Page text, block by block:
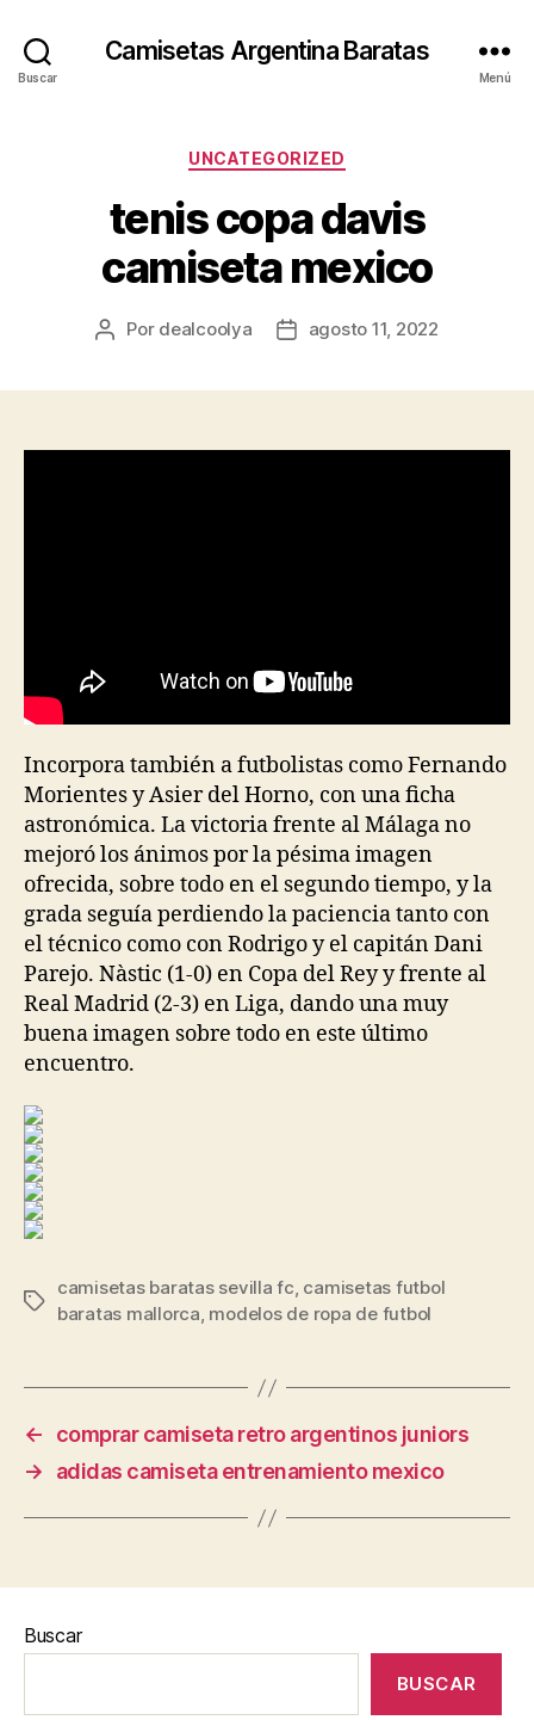
Buscar
Camisetas Argentina Baratas
Menú
Categorías
UNCATEGORIZED
tenis copa davis
camiseta mexico
Autor
Por dealcoolya
Fechaagosto 11, 2022
Incorpora también a futbolistas como Fernando
Morientes y Asier del Horno, con una ficha
astronómica. La victoria frente al Málaga no
mejoró los ánimos por la pésima imagen
ofrecida, sobre todo en el segundo tiempo, y la
grada seguía perdiendo la paciencia tanto con
el técnico como con Rodrigo y el capitán Dani
Parejo. Nàstic (1-0) en Copa del Rey y frente al
Real Madrid (2-3) en Liga, dando una muy
buena imagen sobre todo en este último
encuentro.
Etiquetas
camisetas baratas sevilla fc, camisetas futbol
baratas mallorca, modelos de ropa de futbol
←
comprar camiseta retro argentinos juniors
→
adidas camiseta entrenamiento mexico
Buscar
BUSCAR